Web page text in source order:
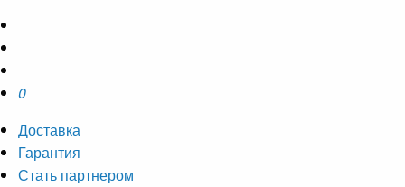
0
Доставка
Гарантия
Стать партнером